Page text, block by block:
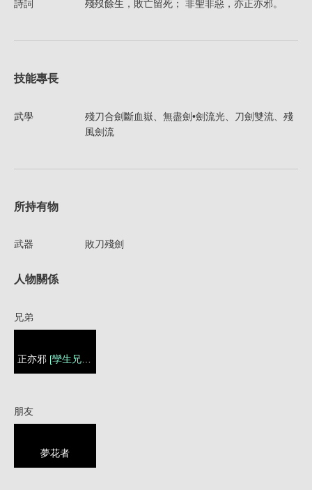
詩詞 殘歿餘生，敗亡留死； 非聖非惡，亦正亦邪。
技能專長
武學
殘刀合劍斷血嶽、無盡劍•劍流光、刀劍雙流、殘
風劍流
所持有物
武器 敗刀殘劍
人物關係
兄弟
正亦邪 [孿生兄弟]
朋友
夢花者